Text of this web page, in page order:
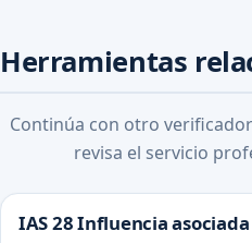
Herramientas
Continúa con otro
revisa el servicio
IAS 28 Influencia